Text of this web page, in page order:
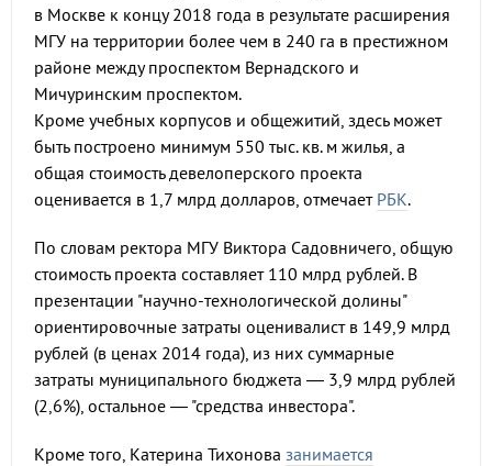
в Москве к концу 2018 года в результате расширения
МГУ на территории более чем в 240 га в престижном
районе между проспектом Вернадского и
Мичуринским проспектом.
Кроме учебных корпусов и общежитий, здесь может
быть построено минимум 550 тыс. кв. м жилья, а
общая стоимость девелоперского проекта
оценивается в 1,7 млрд долларов, отмечает РБК.
По словам ректора МГУ Виктора Садовничего, общую
стоимость проекта составляет 110 млрд рублей. В
презентации "научно-технологической долины"
ориентировочные затраты оценивалист в 149,9 млрд
рублей (в ценах 2014 года), из них суммарные
затраты муниципального бюджета — 3,9 млрд рублей
(2,6%), остальное — "средства инвестора".
Кроме того, Катерина Тихонова занимается